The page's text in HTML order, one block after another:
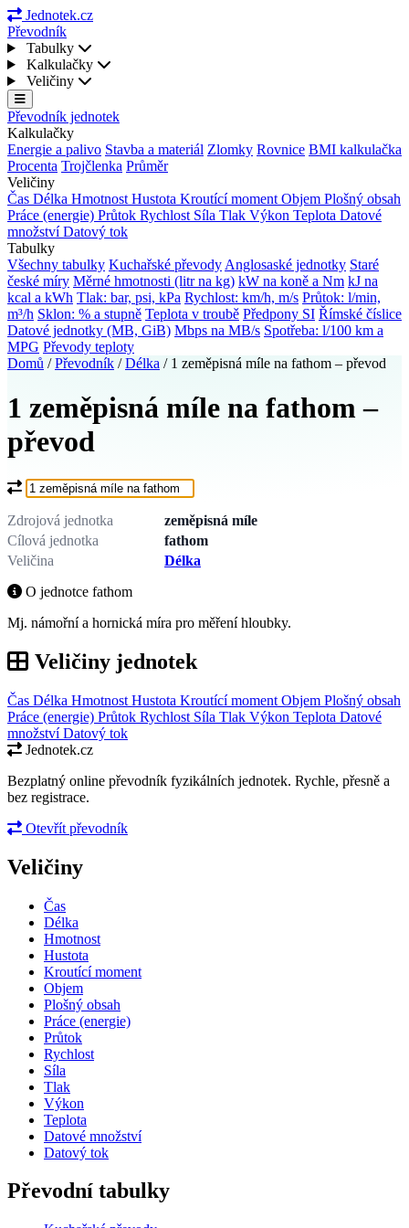
Jednotek.cz
Převodník
Tabulky
Kalkulačky
Veličiny
Převodník jednotek
Kalkulačky
Energie a palivo Stavba a materiál Zlomky Rovnice BMI kalkulačka
Procenta Trojčlenka Průměr
Veličiny
Čas Délka Hmotnost Hustota Kroutící moment Objem Plošný obsah
Práce (energie) Průtok Rychlost Síla Tlak Výkon Teplota Datové
množstvíDatový tok
Tabulky
Všechny tabulky Kuchařské převody Anglosaské jednotky Staré
české míry Měrné hmotnosti (litr na kg) kW na koně a Nm kJ na
kcal a kWh Tlak: bar, psi, kPa Rychlost: km/h, m/s Průtok: l/min,
m³/h Sklon: % a stupně Teplota v troubě Předpony SI Římské číslice
Datové jednotky (MB, GiB) Mbps na MB/s Spotřeba: l/100 km a
MPG Převody teploty
Domů / Převodník / Délka / 1 zeměpisná míle na fathom – převod
1 zeměpisná míle na fathom –
převod
Co chcete převést?
Zdrojová jednotka
zeměpisná míle
Cílová jednotka
fathom
Veličina
Délka
O jednotce fathom
Mj. námořní a hornická míra pro měření hloubky.
Veličiny jednotek
Čas Délka Hmotnost Hustota Kroutící moment Objem Plošný obsah
Práce (energie) Průtok Rychlost Síla Tlak Výkon Teplota Datové
množstvíDatový tok
Jednotek.cz
Bezplatný online převodník fyzikálních jednotek. Rychle, přesně a
bez registrace.
Otevřít převodník
Veličiny
Čas
Délka
Hmotnost
Hustota
Kroutící moment
Objem
Plošný obsah
Práce (energie)
Průtok
Rychlost
Síla
Tlak
Výkon
Teplota
Datové množství
Datový tok
Převodní tabulky